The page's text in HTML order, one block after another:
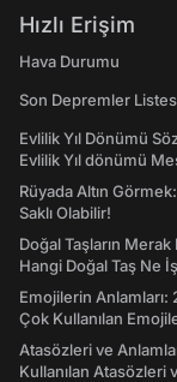
Hızlı Erişim
Hava Durumu
Son Depremler
Evlilik Yıl Dönümü
Evlilik Yıl dönümü
Rüyada Altın
Saklı Olabilir!
Doğal Taşların
Hangi Doğal Taş Ne
Emojilerin
Çok Kullanılan
Atasözleri ve
Kullanılan Atasözleri